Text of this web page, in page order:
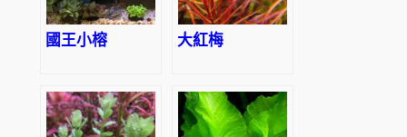
國王小榕 大紅梅